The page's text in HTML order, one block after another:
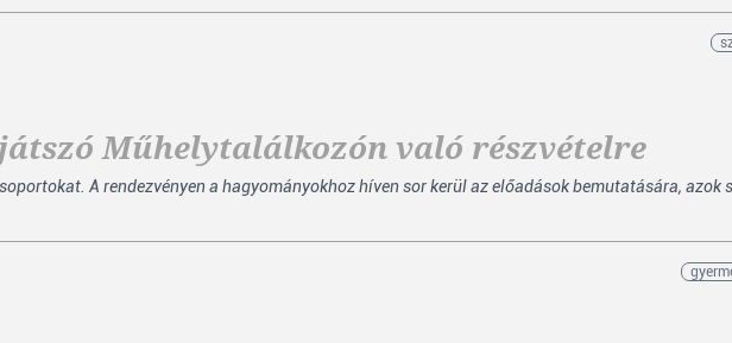
Műhelytalálkozón való részvételre
A rendezvényen a hagyományokhoz híven sor kerül az előadások bemutatására, azok